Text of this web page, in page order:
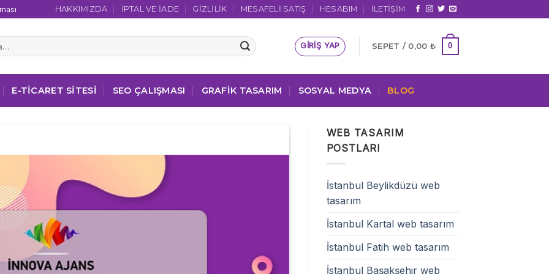
HAKKIMIZDA İPTAL VE İADE GIZLILIK MESAFELI SATIŞ HESABIM İLETIŞIM
GIRIŞ YAP SEPET / 0,00 ₺ 0
E-TICARET SITESI SEO ÇALIŞMASI GRAFIK TASARIM SOSYAL MEDYA BLOG
WEB TASARIM
POSTLARI
İstanbul Beylikdüzü web
tasarım
İstanbul Kartal web tasarım
İstanbul Fatih web tasarım
İstanbul Başakşehir web